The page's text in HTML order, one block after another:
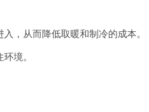
，从而降低取暖和制冷的成本。
境。